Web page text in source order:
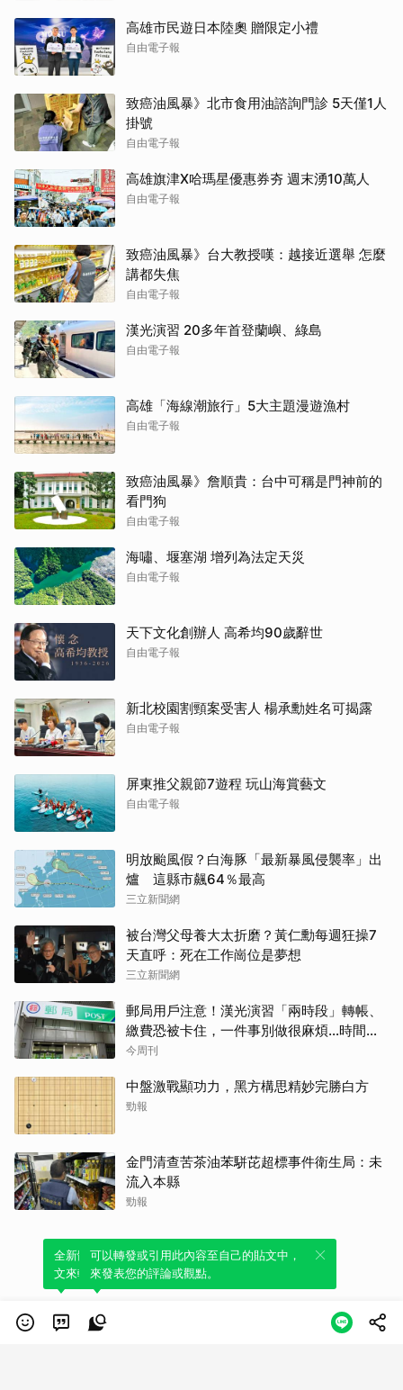
高雄市民遊日本陸奧 贈限定小禮
自由電子報
致癌油風暴》北市食用油諮詢門診 5天僅1人
掛號
自由電子報
高雄旗津X哈瑪星優惠券夯 週末湧10萬人
自由電子報
致癌油風暴》台大教授嘆：越接近選舉 怎麼
講都失焦
自由電子報
漢光演習 20多年首登蘭嶼、綠島
自由電子報
高雄「海線潮旅行」5大主題漫遊漁村
自由電子報
致癌油風暴》詹順貴：台中可稱是門神前的
看門狗
自由電子報
海嘯、堰塞湖 增列為法定天災
自由電子報
天下文化創辦人 高希均90歲辭世
自由電子報
新北校園割頸案受害人 楊承勳姓名可揭露
自由電子報
屏東推父親節7遊程 玩山海賞藝文
自由電子報
明放颱風假？白海豚「最新暴風侵襲率」出
爐 這縣市飆64％最高
三立新聞網
被台灣父母養大太折磨？黃仁勳每週狂操7
天直呼：死在工作崗位是夢想
三立新聞網
郵局用戶注意！漢光演習「兩時段」轉帳、
繳費恐被卡住，一件事別做很麻煩…時間、
影響、備案一次看
今周刊
中盤激戰顯功力，黑方構思精妙完勝白方
勁報
金門清查苦茶油苯駢芘超標事件衛生局：未
流入本縣
勁報
全新體驗！一鍵引用此內容，透過發布貼
文來輕鬆表達個人立場。
可以轉發或引用此內容至自己的貼文中，
來發表您的評論或觀點。